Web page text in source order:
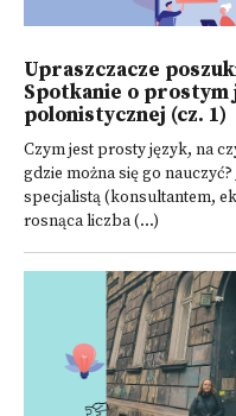
Upraszczacze
Spotkanie o
polonistycznej (cz. 1)
Czym jest prosty język, na
gdzie można się go
specjalistą (konsultantem,
rosnąca liczba (...)